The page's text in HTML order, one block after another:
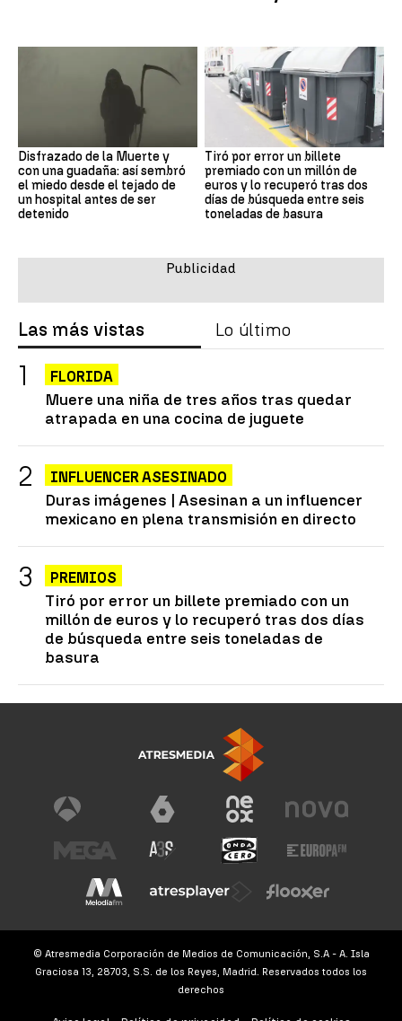
Disfrazado de la Muerte y
con una guadaña: así sembró
el miedo desde el tejado de
un hospital antes de ser
detenido
Tiró por error un billete
premiado con un millón de
euros y lo recuperó tras dos
días de búsqueda entre seis
toneladas de basura
Las más vistas Lo último
FLORIDA
Muere una niña de tres años tras quedar
atrapada en una cocina de juguete
INFLUENCER ASESINADO
Duras imágenes | Asesinan a un influencer
mexicano en plena transmisión en directo
PREMIOS
Tiró por error un billete premiado con un
millón de euros y lo recuperó tras dos días
de búsqueda entre seis toneladas de
basura
© Atresmedia Corporación de Medios de Comunicación, S.A - A. Isla
Graciosa 13, 28703, S.S. de los Reyes, Madrid. Reservados todos los
derechos